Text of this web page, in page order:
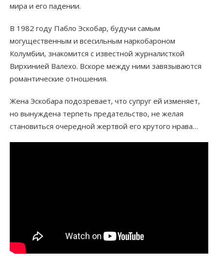
мира и его падении.
В 1982 году Пабло Эскобар, будучи самым
могущественным и всесильным наркобароном
Колумбии, знакомится с известной журналисткой
Вирхинией Валехо. Вскоре между ними завязываются
романтические отношения.
Жена Эскобара подозревает, что супруг ей изменяет,
но вынуждена терпеть предательство, не желая
становиться очередной жертвой его крутого нрава…